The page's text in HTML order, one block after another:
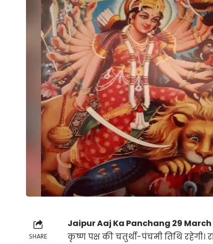
SHARE
Jaipur Aaj Ka Panchang 29 March
कृष्ण पक्ष की चतुर्थी-पंचमी तिथि रहेगी।